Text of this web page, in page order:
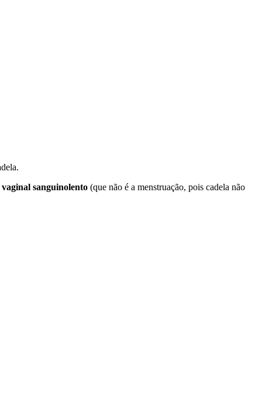
sanguinolento (que não é a menstruação, pois cadela não